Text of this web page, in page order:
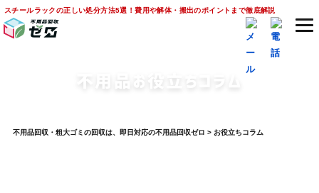
スチールラックの正しい処分方法5選！費用や解体・搬出のポイントまで徹底解説
不用品お役立ちコラム
不用品回収・粗大ゴミの回収は、即日対応の不用品回収ゼロ > お役立ちコラム